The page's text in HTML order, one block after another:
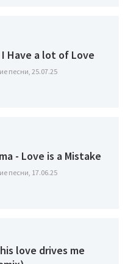
I Have a lot of Love
песни, 25.07.25
- Love is a Mistake
песни, 17.06.25
love drives me